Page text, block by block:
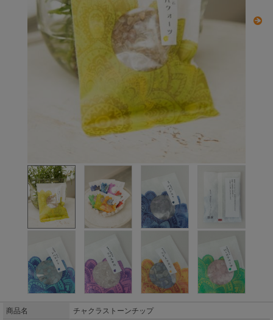
商品名
チャクラストーンチップ